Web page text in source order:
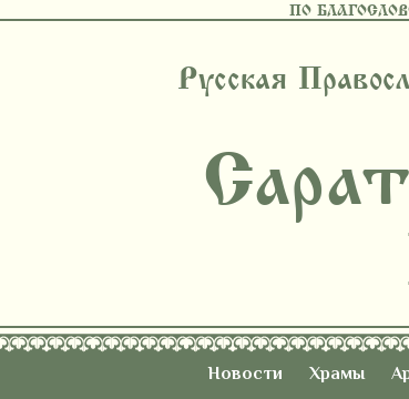
ПО
Русская
Новости Храмы